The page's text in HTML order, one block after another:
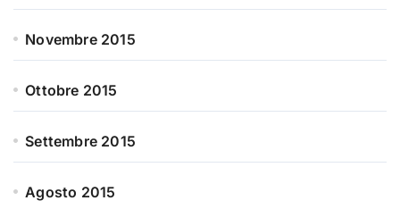
Novembre 2015
Ottobre 2015
Settembre 2015
Agosto 2015